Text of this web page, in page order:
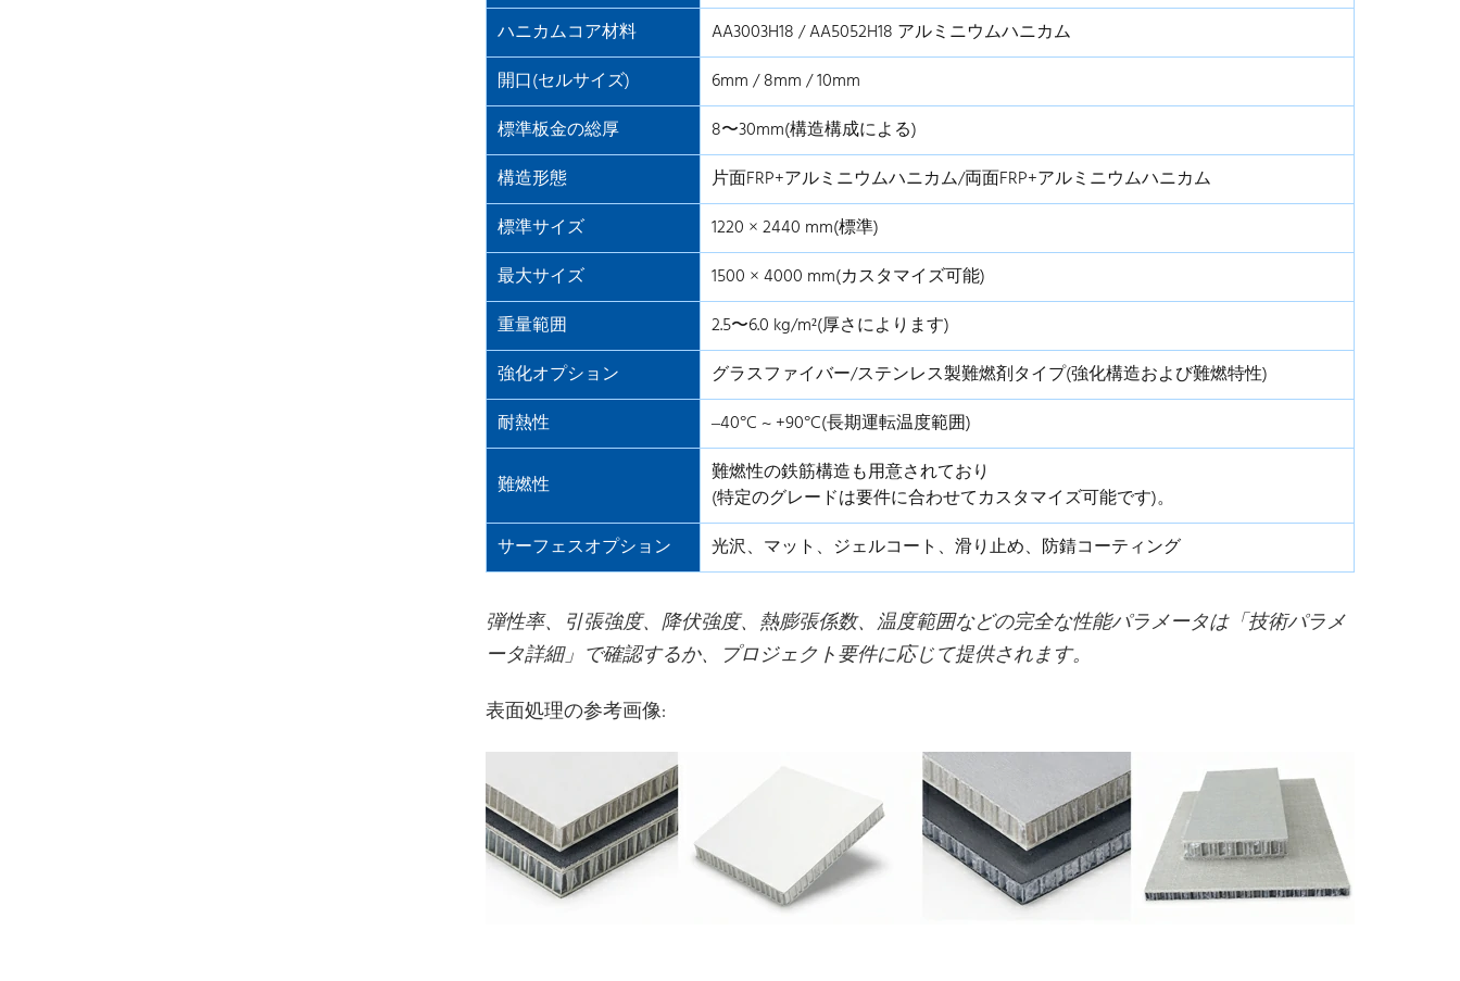
ハニカムコア材料
AA3003H18 / AA5052H18 アルミニウムハニカム
開口(セルサイズ)
6mm / 8mm / 10mm
標準板金の総厚
8〜30mm(構造構成による)
構造形態
片面FRP+アルミニウムハニカム/両面FRP+アルミニウムハニカム
標準サイズ
1220 × 2440 mm(標準)
最大サイズ
1500 × 4000 mm(カスタマイズ可能)
重量範囲
2.5〜6.0 kg/m²(厚さによります)
強化オプション
グラスファイバー/ステンレス製難燃剤タイプ(強化構造および難燃特性)
耐熱性
–40°C ~ +90°C(長期運転温度範囲)
難燃性
難燃性の鉄筋構造も用意されており
(特定のグレードは要件に合わせてカスタマイズ可能です)。
サーフェスオプション
光沢、マット、ジェルコート、滑り止め、防錆コーティング
弾性率、引張強度、降伏強度、熱膨張係数、温度範囲などの完全な性能パラメータは「技術パラメ
ータ詳細」で確認するか、プロジェクト要件に応じて提供されます。
表面処理の参考画像: